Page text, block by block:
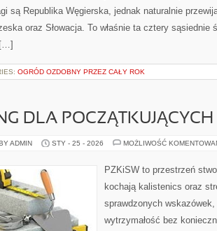
są Republika Węgierska, jednak naturalnie
oraz Słowacja. To właśnie ta cztery sąsiednie
OGRÓD OZDOBNY PRZEZ CAŁY ROK
DLA POCZĄTKUJĄCYCH
ADMIN STY - 25 - 2026 MOŻLIWOŚĆ
PZKiSW to przestrzeń
kochają kalistenics oraz
sprawdzonych
wytrzymałość bez